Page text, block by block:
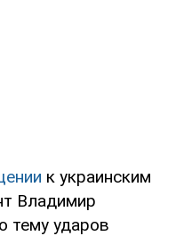
к украинским
Владимир
тему ударов